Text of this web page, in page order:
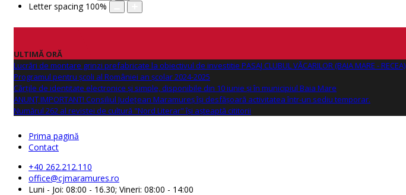
Letter spacing 100%
ULTIMĂ ORĂ
Lucrări de montare grinzi prefabricate la obiectivul de investitie PASAJ CLUBUL VĂCARILOR (BAIA MARE - RECEA)
Programul pentru școli al României an școlar 2024-2025
Cărțile de identitate electronice și simple, disponibile din 10 iunie și în municipiul Baia Mare
ANUNŢ IMPORTANT! Consiliul Județean Maramureș își desfășoară activitatea într-un sediu temporar.
Numărul 262 al revistei de cultură "Nord Literar" își așteaptă cititorii
Prima pagină
Contact
+40 262.212.110
office@cjmaramures.ro
Luni - Joi: 08:00 - 16.30; Vineri: 08:00 - 14:00